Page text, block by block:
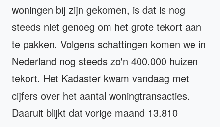
woningen bij zijn gekomen, is dat is nog
steeds niet genoeg om het grote tekort aan
te pakken. Volgens schattingen komen we in
Nederland nog steeds zo'n 400.000 huizen
tekort. Het Kadaster kwam vandaag met
cijfers over het aantal woningtransacties.
Daaruit blijkt dat vorige maand 13.810